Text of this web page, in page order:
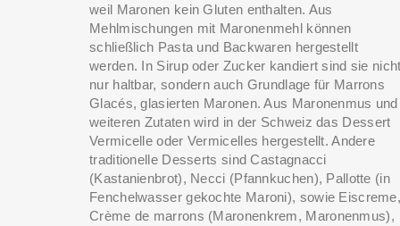
weil Maronen kein Gluten enthalten. Aus
Mehlmischungen mit Maronenmehl können
schließlich Pasta und Backwaren hergestellt
werden. In Sirup oder Zucker kandiert sind sie
nur haltbar, sondern auch Grundlage für Marrons
Glacés, glasierten Maronen. Aus Maronenmus und
weiteren Zutaten wird in der Schweiz das Dessert
Vermicelle oder Vermicelles hergestellt. Andere
traditionelle Desserts sind Castagnacci
(Kastanienbrot), Necci (Pfannkuchen), Pallotte (in
Fenchelwasser gekochte Maroni), sowie
Crème de marrons (Maronenkrem, Maronenmus),